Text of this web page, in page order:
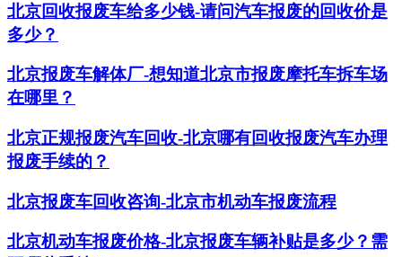
北京回收报废车给多少钱-请问汽车报废的回收价是
多少？
北京报废车解体厂-想知道北京市报废摩托车拆车场
在哪里？
北京正规报废汽车回收-北京哪有回收报废汽车办理
报废手续的？
北京报废车回收咨询-北京市机动车报废流程
北京机动车报废价格-北京报废车辆补贴是多少？需